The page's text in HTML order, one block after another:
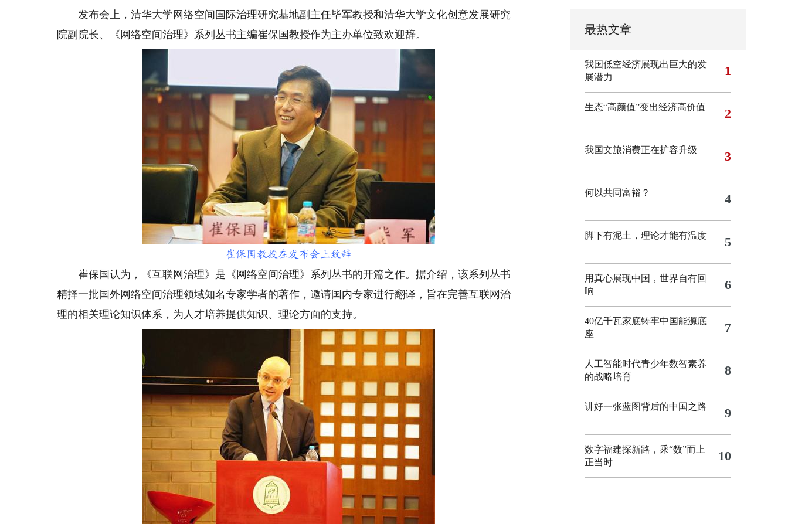
发布会上，清华大学网络空间国际治理研究基地副主任毕军教授和清华大学文化创意发展研究
院副院长、《网络空间治理》系列丛书主编崔保国教授作为主办单位致欢迎辞。
崔保国教授在发布会上致辞
崔保国认为，《互联网治理》是《网络空间治理》系列丛书的开篇之作。据介绍，该系列丛书
精择一批国外网络空间治理领域知名专家学者的著作，邀请国内专家进行翻译，旨在完善互联网治
理的相关理论知识体系，为人才培养提供知识、理论方面的支持。
最热文章
我国低空经济展现出巨大的发
展潜力
1
生态“高颜值”变出经济高价值 2
我国文旅消费正在扩容升级 3
何以共同富裕？ 4
脚下有泥土，理论才能有温度 5
用真心展现中国，世界自有回
响
6
40亿千瓦家底铸牢中国能源底
座
7
人工智能时代青少年数智素养
的战略培育
8
讲好一张蓝图背后的中国之路 9
数字福建探新路，乘“数”而上
正当时
10